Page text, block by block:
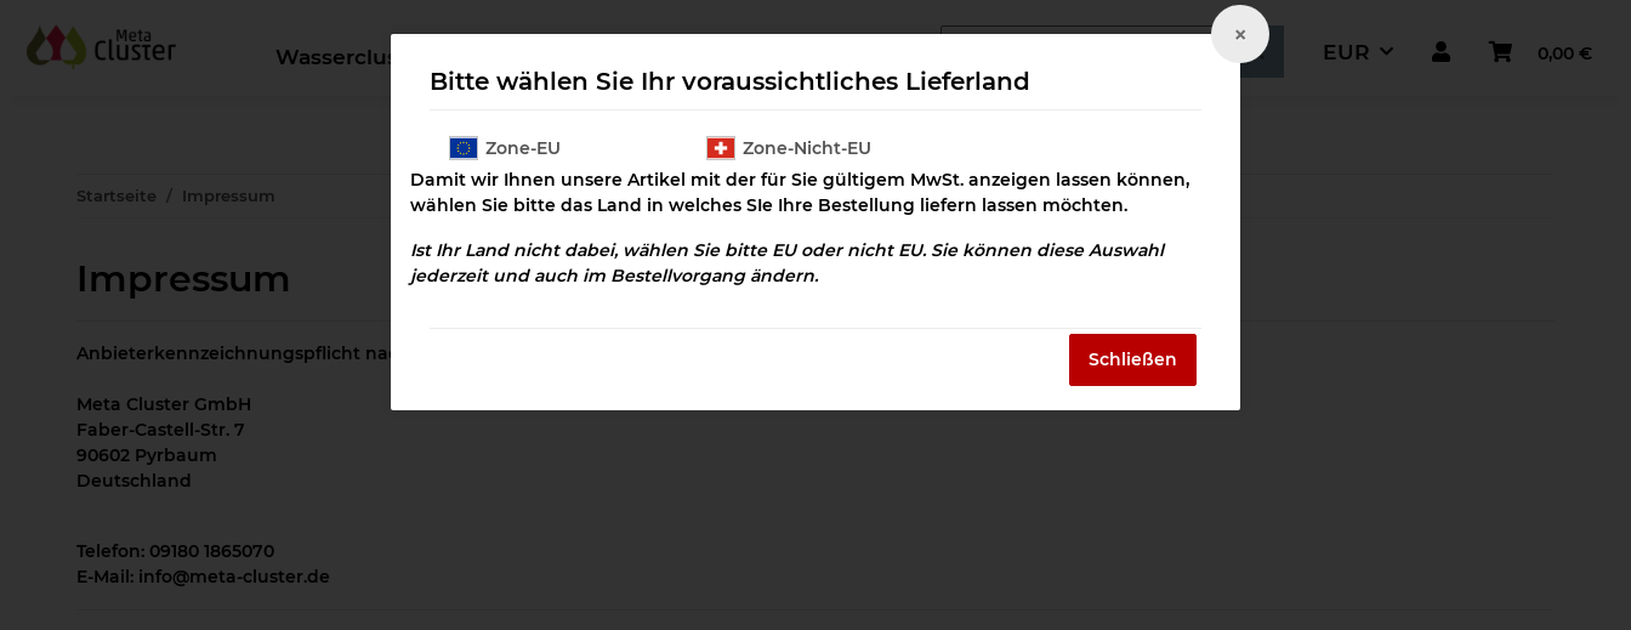
EUR 0,00 €
Wassercluster
Startseite Impressum
Impressum
Anbieterkennzeichnungspflicht nach § 5 TMG
Meta Cluster GmbH
Faber-Castell-Str. 7
90602 Pyrbaum
Deutschland
Telefon: 09180 1865070
E-Mail: info@meta-cluster.de
×
Bitte wählen Sie Ihr voraussichtliches Lieferland
Zone-EU
Zone-Nicht-EU
Damit wir Ihnen unsere Artikel mit der für Sie gültigem MwSt. anzeigen lassen können,
wählen Sie bitte das Land in welches SIe Ihre Bestellung liefern lassen möchten.
Ist Ihr Land nicht dabei, wählen Sie bitte EU oder nicht EU. Sie können diese Auswahl
jederzeit und auch im Bestellvorgang ändern.
Schließen